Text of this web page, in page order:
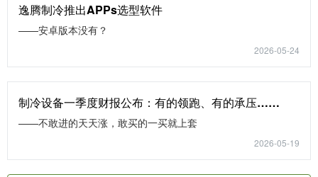
逸腾制冷推出APPs选型软件
——安卓版本没有？
2026-05-24
制冷设备一季度财报公布：有的领跑、有的承压……
——不敢进的天天涨，敢买的一买就上套
2026-05-19